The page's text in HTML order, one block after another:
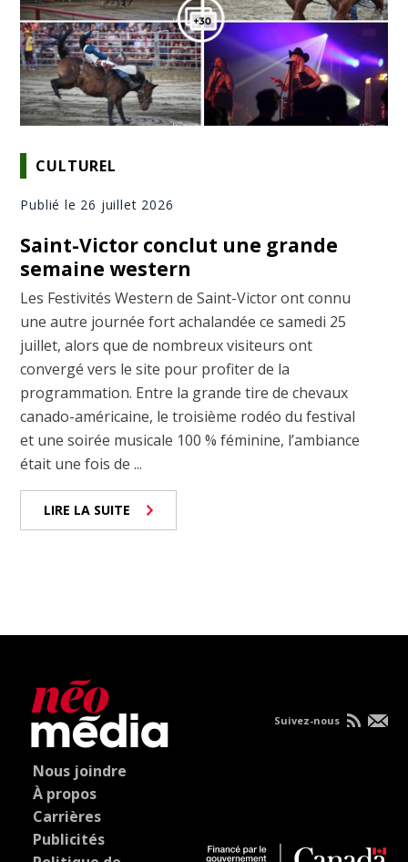
CULTUREL
Publié le 26 juillet 2026
Saint-Victor conclut une grande
semaine western
Les Festivités Western de Saint-Victor ont connu
une autre journée fort achalandée ce samedi 25
juillet, alors que de nombreux visiteurs ont
convergé vers le site pour profiter de la
programmation. Entre la grande tire de chevaux
canado-américaine, le troisième rodéo du festival
et une soirée musicale 100 % féminine, l’ambiance
était une fois de ...
LIRE LA SUITE
Nous joindre
À propos
Carrières
Publicités
Suivez-nous